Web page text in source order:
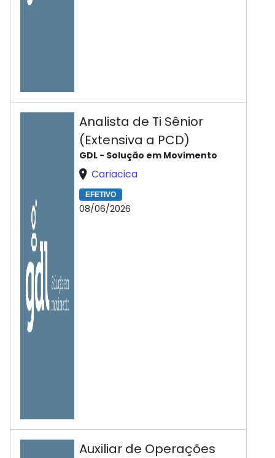
Analista de Ti Sênior
(Extensiva a PCD)
GDL - Solução em Movimento
Cariacica
EFETIVO
08/06/2026
Auxiliar de Operações